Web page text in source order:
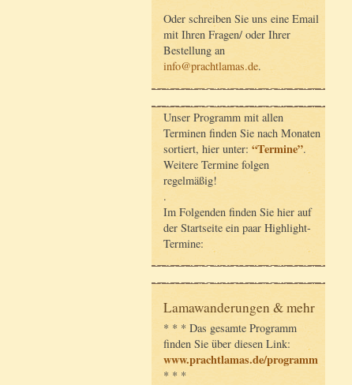
Oder schreiben Sie uns eine Email
mit Ihren Fragen/ oder Ihrer
Bestellung an
info@prachtlamas.de.
Unser Programm mit allen
Terminen finden Sie nach Monaten
sortiert, hier unter: “Termine”.
Weitere Termine folgen
regelmäßig!
.
Im Folgenden finden Sie hier auf
der Startseite ein paar Highlight-
Termine:
Lamawanderungen & mehr
* * * Das gesamte Programm
finden Sie über diesen Link:
www.prachtlamas.de/programm
* * *